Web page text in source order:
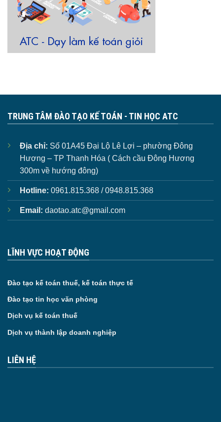
TRUNG TÂM ĐÀO TẠO KẾ TOÁN - TIN HỌC ATC
Địa chỉ: Số 01A45 Đại Lộ Lê Lợi – phường Đông
Hương – TP Thanh Hóa ( Cách cầu Đông Hương
300m về hướng đông)
Hotline: 0961.815.368 / 0948.815.368
Email: daotao.atc@gmail.com
LĨNH VỰC HOẠT ĐỘNG
Đào tạo kế toán thuế, kế toán thực tế
Đào tạo tin học văn phòng
Dịch vụ kế toán thuế
Dịch vụ thành lập doanh nghiệp
LIÊN HỆ